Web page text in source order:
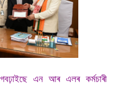
এন আৰ এলৰ কৰ্মচাৰী